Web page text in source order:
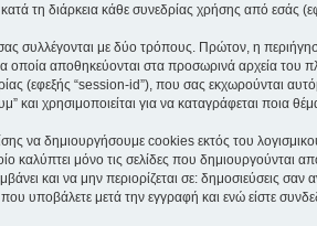
τη διάρκεια κάθε συνεδρίας χρήσης από εσάς
συλλέγονται με δύο τρόπους. Πρώτον, η
οποία αποθηκεύονται στα προσωρινά αρχεία
(εφεξής “session-id”), που σας εκχωρούνται
και χρησιμοποιείται για να καταγράφεται ποια
να δημιουργήσουμε cookies εκτός του
καλύπτει μόνο τις σελίδες που δημιουργούνται
και να μην περιορίζεται σε: δημοσιεύσεις
που υποβάλετε μετά την εγγραφή και ενώ είστε